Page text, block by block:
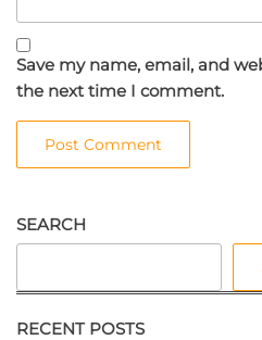
Save my name, email, and
the next time I comment.
SEARCH
RECENT POSTS